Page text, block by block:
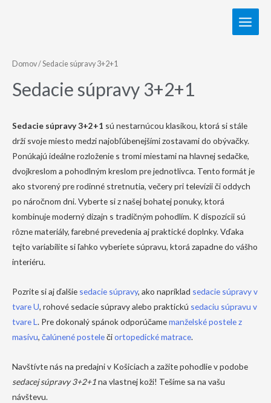
Domov/ Sedacie súpravy 3+2+1
Sedacie súpravy 3+2+1
Sedacie súpravy 3+2+1 sú nestarnúcou klasikou, ktorá si stále
drží svoje miesto medzi najobľúbenejšími zostavami do obývačky.
Ponúkajú ideálne rozloženie s tromi miestami na hlavnej sedačke,
dvojkreslom a pohodlným kreslom pre jednotlivca. Tento formát je
ako stvorený pre rodinné stretnutia, večery pri televízii či oddych
po náročnom dni. Vyberte si z našej bohatej ponuky, ktorá
kombinuje moderný dizajn s tradičným pohodlím. K dispozícii sú
rôzne materiály, farebné prevedenia aj praktické doplnky. Vďaka
tejto variabilite si ľahko vyberiete súpravu, ktorá zapadne do vášho
interiéru.
Pozrite si aj ďalšie sedacie súpravy, ako napríklad sedacie súpravy v
tvare U, rohové sedacie súpravyalebo praktickú sedaciu súpravu v
tvare L . Pre dokonalý spánok odporúčamemanželské postele z
masívu, čalúnené postelečiortopedické matrace.
Navštívte nás na predajni v Košiciach a zažite pohodlie v podobe
sedacej súpravy 3+2+1na vlastnej koži! Tešíme sa na vašu
návštevu.